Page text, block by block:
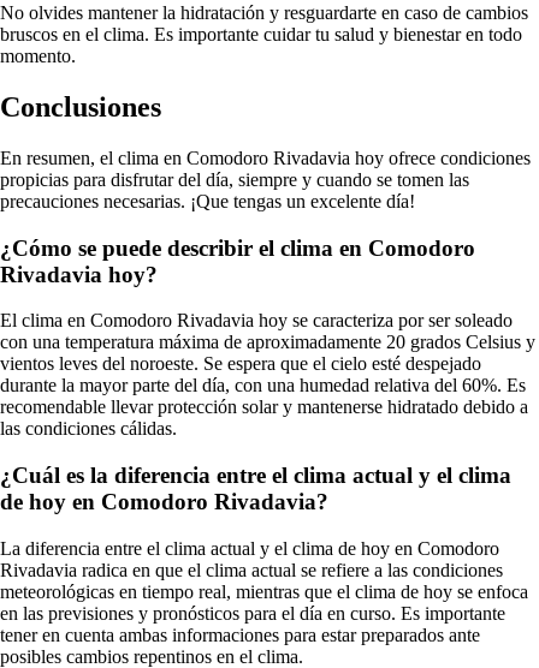
No olvides mantener la hidratación y resguardarte en caso de cambios
bruscos en el clima. Es importante cuidar tu salud y bienestar en todo
momento.
Conclusiones
En resumen, el clima en Comodoro Rivadavia hoy ofrece condiciones
propicias para disfrutar del día, siempre y cuando se tomen las
precauciones necesarias. ¡Que tengas un excelente día!
¿Cómo se puede describir el clima en Comodoro
Rivadavia hoy?
El clima en Comodoro Rivadavia hoy se caracteriza por ser soleado
con una temperatura máxima de aproximadamente 20 grados Celsius y
vientos leves del noroeste. Se espera que el cielo esté despejado
durante la mayor parte del día, con una humedad relativa del 60%. Es
recomendable llevar protección solar y mantenerse hidratado debido a
las condiciones cálidas.
¿Cuál es la diferencia entre el clima actual y el clima
de hoy en Comodoro Rivadavia?
La diferencia entre el clima actual y el clima de hoy en Comodoro
Rivadavia radica en que el clima actual se refiere a las condiciones
meteorológicas en tiempo real, mientras que el clima de hoy se enfoca
en las previsiones y pronósticos para el día en curso. Es importante
tener en cuenta ambas informaciones para estar preparados ante
posibles cambios repentinos en el clima.